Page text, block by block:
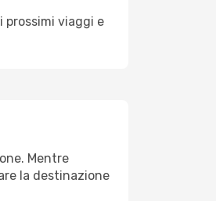
prossimi viaggi e
Mentre
la destinazione